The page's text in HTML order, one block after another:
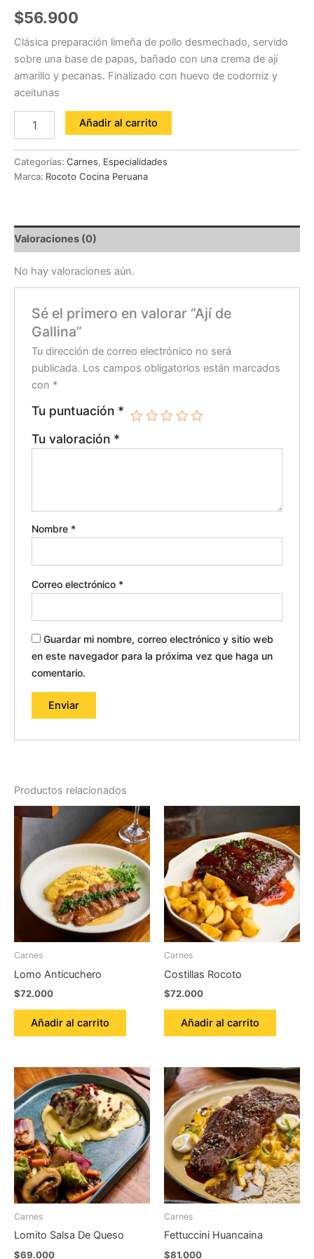
$56.900
Clásica preparación limeña de pollo desmechado, servido
sobre una base de papas, bañado con una crema de ají
amarillo y pecanas. Finalizado con huevo de codorniz y
aceitunas
Añadir al carrito
Categorías: Carnes, Especialidades
Marca: Rocoto Cocina Peruana
Valoraciones (0)
No hay valoraciones aún.
Sé el primero en valorar “Ají de
Gallina”
Tu dirección de correo electrónico no será
publicada. Los campos obligatorios están marcados
con *
Tu puntuación *
Tu valoración *
Nombre *
Correo electrónico *
Guardar mi nombre, correo electrónico y sitio web
en este navegador para la próxima vez que haga un
comentario.
Productos relacionados
Carnes
Lomo Anticuchero
$72.000
Añadir al carrito
Carnes
Costillas Rocoto
$72.000
Añadir al carrito
Carnes
Lomito Salsa De Queso
$69.000
Carnes
Fettuccini Huancaina
$81.000